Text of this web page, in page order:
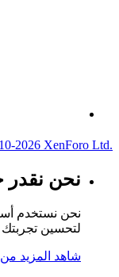
2026 XenForo Ltd.
نحن
نحن نستخدم
لتحسين تجربتك
شاهد المزيد